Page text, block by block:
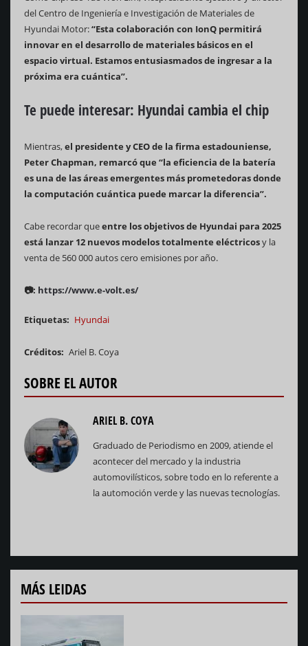
del Centro de Ingeniería e Investigación de Materiales de
Hyundai Motor:“Esta colaboración con IonQ permitirá
innovar en el desarrollo de materiales básicos en el
espacio virtual. Estamos entusiasmados de ingresar a la
próxima era cuántica”.
Te puede interesar: Hyundai cambia el chip
Mientras,el presidente y CEO de la firma estadouniense,
Peter Chapman, remarcó que “la eficiencia de la batería
es una de las áreas emergentes más prometedoras donde
la computación cuántica puede marcar la diferencia”.
Cabe recordar queentre los objetivos de Hyundai para 2025
está lanzar 12 nuevos modelos totalmente eléctricosy la
venta de 560 000 autos cero emisiones por año.
📷: https://www.e-volt.es/
Etiquetas Hyundai
Créditos Ariel B. Coya
SOBRE EL AUTOR
ARIEL B. COYA
Graduado de Periodismo en 2009, atiende el
acontecer del mercado y la industria
automovilísticos, sobre todo en lo referente a
la automoción verde y las nuevas tecnologías.
MÁS LEIDAS